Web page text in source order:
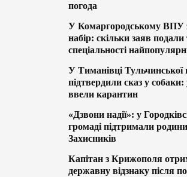
погода
У Комаргородському ВПУ
набір: скільки заяв подали
спеціальності
У Тиманівці Тульчинської
підтвердили сказ у собаки:
ввели карантин
«Дзвони надії»: у
громаді підтримали
Захисників
Капітан з Крижополя
державну відзнаку після